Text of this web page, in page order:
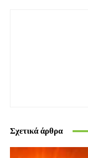
Σχετικά άρθρα